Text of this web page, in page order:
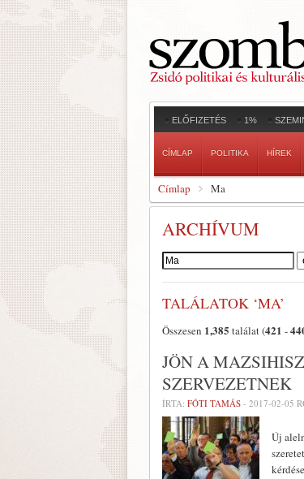
ELŐFIZETÉS 1%
CÍMLAP POLITIKA HÍREK
Címlap Ma
ARCHÍVUM
Szerző:
TALÁLATOK ‘MA’
Összesen 1,385 találat (421 -
JÖN A
SZERVEZETNEK
ÍRTA: FÓTI TAMÁS - 2017-02-05
Új